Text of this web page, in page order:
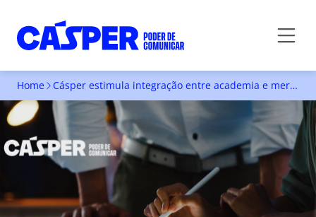
Home Cásper estimula integração entre academia e mercado em seu Hackaton 2026